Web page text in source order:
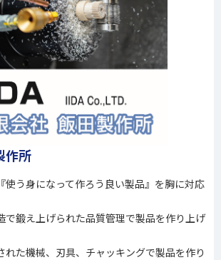
作所
う身になって作ろう良い製品』を胸に対応
鍛え上げられた品質管理で製品を作り上げ
た機械、刃具、チャッキングで製品を作り